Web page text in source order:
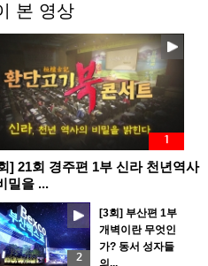
본 영상
1
] 21회 경주편 1부 신라 천년역사
밀을 ...
2
[3회] 부산편 1부
개벽이란 무엇인
가? 동서 성자들
의...